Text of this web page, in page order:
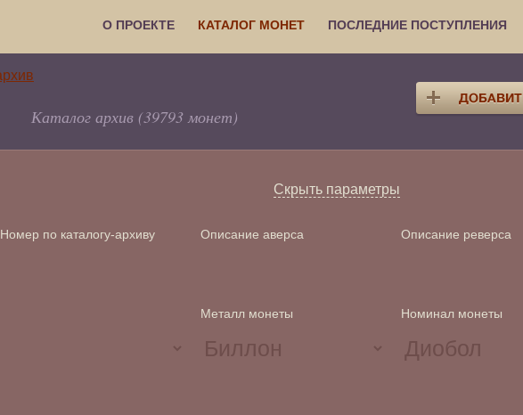
О ПРОЕКТЕ КАТАЛОГ МОНЕТ ПОСЛЕДНИЕ ПОСТУПЛЕНИЯ
Каталог архив (39793 монет)
Скрыть параметры
Номер по каталогу-архиву Описание аверса Описание реверса
Металл монеты Номинал монеты